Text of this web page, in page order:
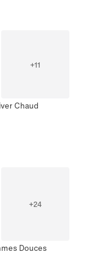
+11
Chaud
+24
Douces